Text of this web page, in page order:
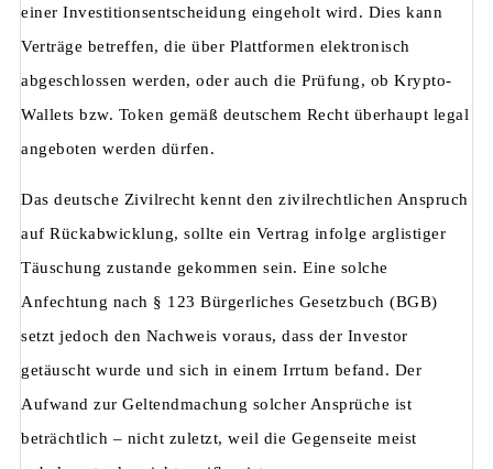
einer Investitionsentscheidung eingeholt wird. Dies kann
Verträge betreffen, die über Plattformen elektronisch
abgeschlossen werden, oder auch die Prüfung, ob Krypto-
Wallets bzw. Token gemäß deutschem Recht überhaupt legal
angeboten werden dürfen.
Das deutsche Zivilrecht kennt den zivilrechtlichen Anspruch
auf Rückabwicklung, sollte ein Vertrag infolge arglistiger
Täuschung zustande gekommen sein. Eine solche
Anfechtung nach § 123 Bürgerliches Gesetzbuch (BGB)
setzt jedoch den Nachweis voraus, dass der Investor
getäuscht wurde und sich in einem Irrtum befand. Der
Aufwand zur Geltendmachung solcher Ansprüche ist
beträchtlich – nicht zuletzt, weil die Gegenseite meist